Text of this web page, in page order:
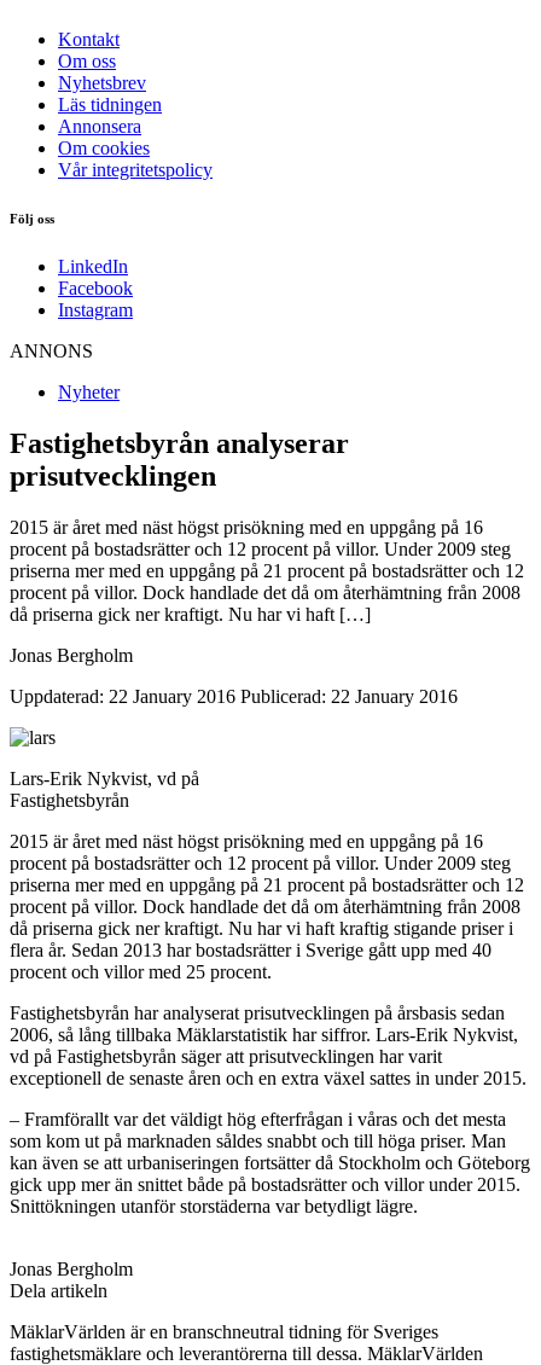
Kontakt
Om oss
Nyhetsbrev
Läs tidningen
Annonsera
Om cookies
Vår integritetspolicy
Följ oss
LinkedIn
Facebook
Instagram
ANNONS
Nyheter
Fastighetsbyrån analyserar
prisutvecklingen
2015 är året med näst högst prisökning med en uppgång på 16
procent på bostadsrätter och 12 procent på villor. Under 2009 steg
priserna mer med en uppgång på 21 procent på bostadsrätter och 12
procent på villor. Dock handlade det då om återhämtning från 2008
då priserna gick ner kraftigt. Nu har vi haft […]
Jonas Bergholm
Uppdaterad: 22 January 2016 Publicerad: 22 January 2016
Lars-Erik Nykvist, vd på
Fastighetsbyrån
2015 är året med näst högst prisökning med en uppgång på 16
procent på bostadsrätter och 12 procent på villor. Under 2009 steg
priserna mer med en uppgång på 21 procent på bostadsrätter och 12
procent på villor. Dock handlade det då om återhämtning från 2008
då priserna gick ner kraftigt. Nu har vi haft kraftig stigande priser i
flera år. Sedan 2013 har bostadsrätter i Sverige gått upp med 40
procent och villor med 25 procent.
Fastighetsbyrån har analyserat prisutvecklingen på årsbasis sedan
2006, så lång tillbaka Mäklarstatistik har siffror. Lars-Erik Nykvist,
vd på Fastighetsbyrån säger att prisutvecklingen har varit
exceptionell de senaste åren och en extra växel sattes in under 2015.
– Framförallt var det väldigt hög efterfrågan i våras och det mesta
som kom ut på marknaden såldes snabbt och till höga priser. Man
kan även se att urbaniseringen fortsätter då Stockholm och Göteborg
gick upp mer än snittet både på bostadsrätter och villor under 2015.
Snittökningen utanför storstäderna var betydligt lägre.
Jonas Bergholm
Dela artikeln
MäklarVärlden är en branschneutral tidning för Sveriges
fastighetsmäklare och leverantörerna till dessa. MäklarVärlden